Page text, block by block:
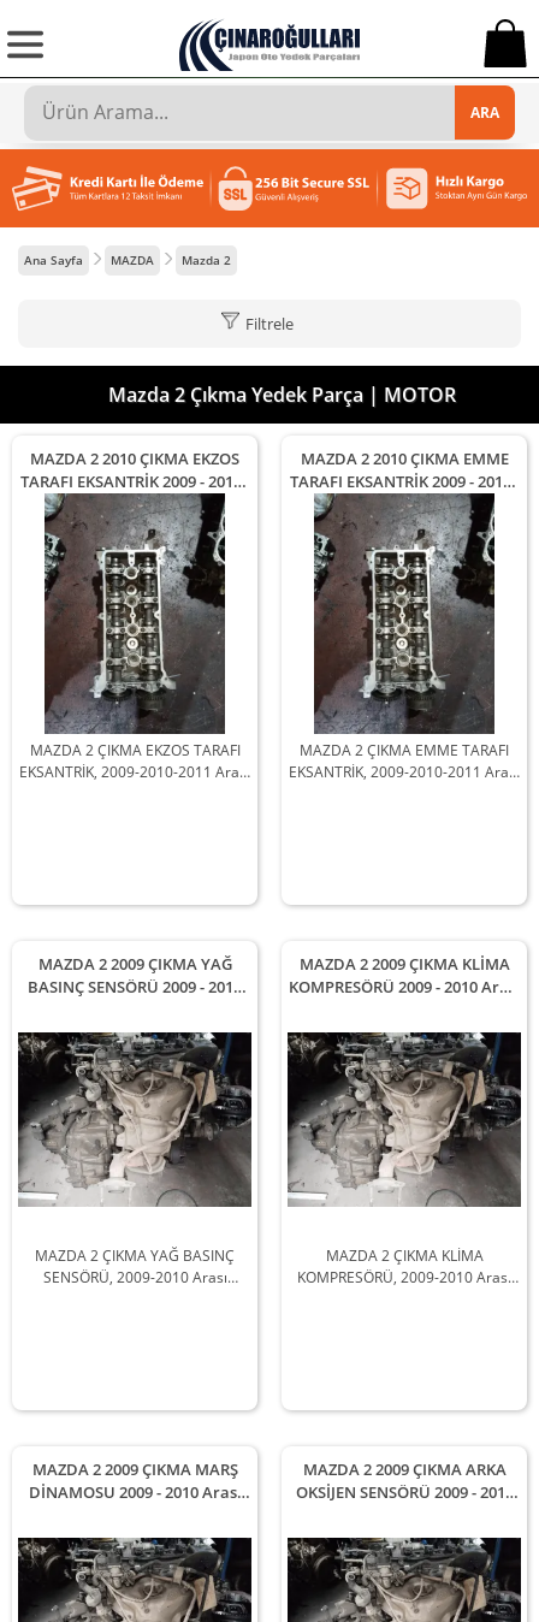
0
ARA
Ana Sayfa MAZDA Mazda 2
Filtrele
Mazda 2 Çıkma Yedek Parça | MOTOR
MAZDA 2 2010 ÇIKMA EKZOS
TARAFI EKSANTRİK 2009 - 2010 -
2011 Arası Modellerle
Uyumludur
MAZDA 2 ÇIKMA EKZOS TARAFI
EKSANTRİK, 2009-2010-2011 Arası
MAZDA 2 2010 ÇIKMA EMME
TARAFI EKSANTRİK 2009 - 2010 -
2011 Arası Modellerle
Uyumludur
MAZDA 2 ÇIKMA EMME TARAFI
EKSANTRİK, 2009-2010-2011 Arası
MAZDA 2 2009 ÇIKMA YAĞ
BASINÇ SENSÖRÜ 2009 - 2010
MAZDA 2 ÇIKMA YAĞ BASINÇ
SENSÖRÜ, 2009-2010 Arası
MAZDA 2 2009 ÇIKMA KLİMA
KOMPRESÖRÜ 2009 - 2010 Arası
MAZDA 2 ÇIKMA KLİMA
KOMPRESÖRÜ, 2009-2010 Arası
MAZDA 2 2009 ÇIKMA MARŞ
DİNAMOSU 2009 - 2010 Arası
MAZDA 2 2009 ÇIKMA ARKA
OKSİJEN SENSÖRÜ 2009 - 2010